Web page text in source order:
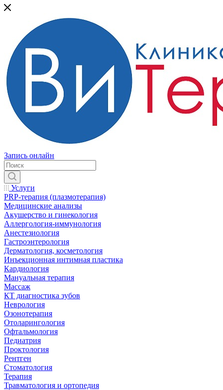
Запись онлайн
Услуги
PRP-терапия (плазмотерапия)
Медицинские анализы
Акушерство и гинекология
Аллергология-иммунология
Анестезиология
Гастроэнтерология
Дерматология, косметология
Инъекционная интимная пластика
Кардиология
Мануальная терапия
Массаж
КТ диагностика зубов
Неврология
Озонотерапия
Отоларингология
Офтальмология
Педиатрия
Проктология
Рентген
Стоматология
Терапия
Травматология и ортопедия